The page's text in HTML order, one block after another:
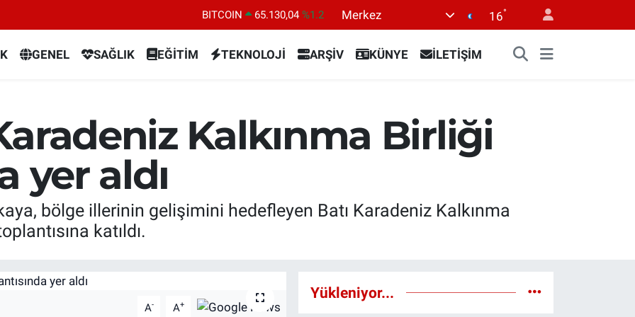
BITCOIN 65.130,04 %1.2
GRAM ALTIN
6648.99
BİST100
13.773 %-19
Merkez 16°
GENEL SAĞLIK EĞİTİM TEKNOLOJİ ARŞİV KÜNYE İLETİŞİM
Kalkınma Birliği
yer aldı
bölge illerinin gelişimini hedefleyen Batı Karadeniz Kalkınma
katıldı.
A- A+
Yükleniyor...